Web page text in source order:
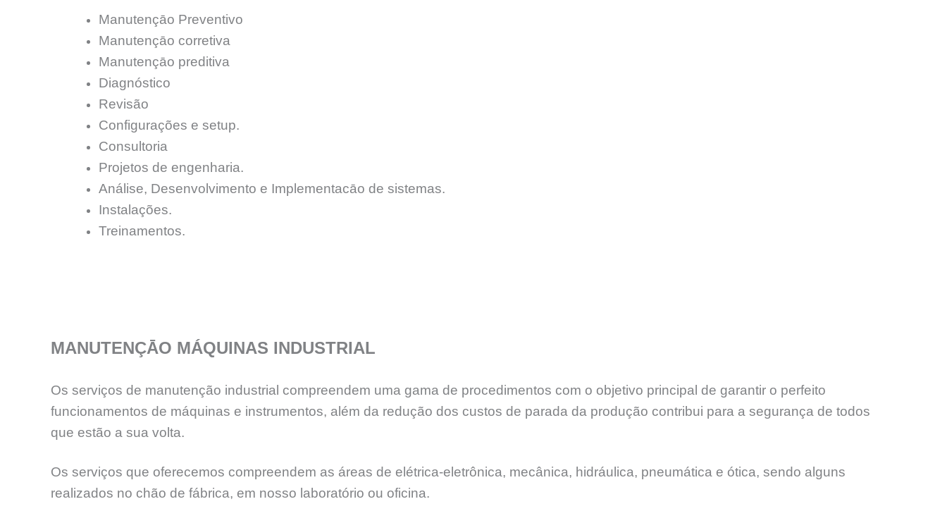
Manutençāo Preventivo
Manutençāo corretiva
Manutençāo preditiva
Diagnóstico
Revisão
Configurações e setup.
Consultoria
Projetos de engenharia.
Análise, Desenvolvimento e Implementacāo de sistemas.
Instalações.
Treinamentos.
MANUTENÇĀO MÁQUINAS INDUSTRIAL
Os serviços de manutenção industrial compreendem uma gama de procedimentos com o objetivo principal de garantir o perfeito
funcionamentos de máquinas e instrumentos, além da redução dos custos de parada da produção contribui para a segurança de todos
que estão a sua volta.
Os serviços que oferecemos compreendem as áreas de elétrica-eletrônica, mecânica, hidráulica, pneumática e ótica, sendo alguns
realizados no chão de fábrica, em nosso laboratório ou oficina.